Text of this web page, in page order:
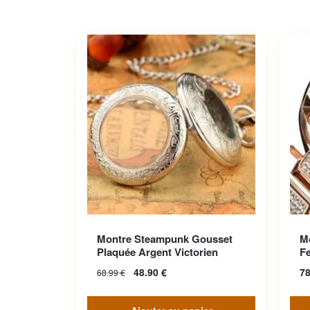
Montre Steampunk Gousset
Plaquée Argent Victorien
68.99€ 48.90 €